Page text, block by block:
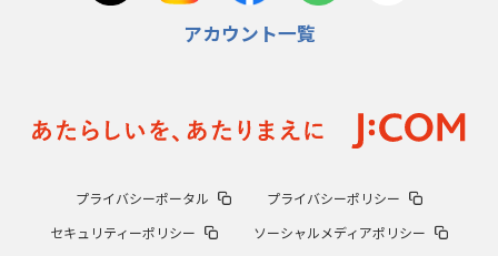
アカウント一覧
プライバシーポータル
プライバシーポリシー
セキュリティーポリシー
ソーシャルメディアポリシー